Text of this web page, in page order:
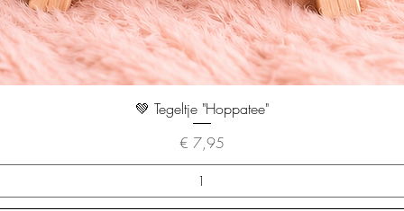
💚 Tegeltje "Hoppatee"
Prijs
€ 7,95